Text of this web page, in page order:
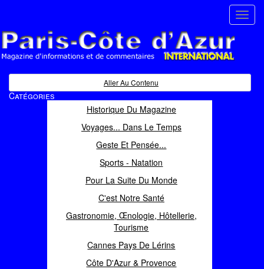
Magazine d'informations et de commentaires
Aller Au Contenu
Catégories
Historique Du Magazine
Voyages... Dans Le Temps
Geste Et Pensée...
Sports - Natation
Pour La Suite Du Monde
C'est Notre Santé
Gastronomie, Œnologie, Hôtellerie,
Tourisme
Cannes Pays De Lérins
Côte D'Azur & Provence